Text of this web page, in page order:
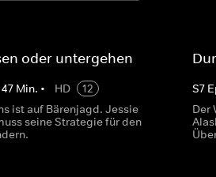
oder untergehen
47 Min. • HD
12
ist auf Bärenjagd. Jessie
seine Strategie für den
S7
Der